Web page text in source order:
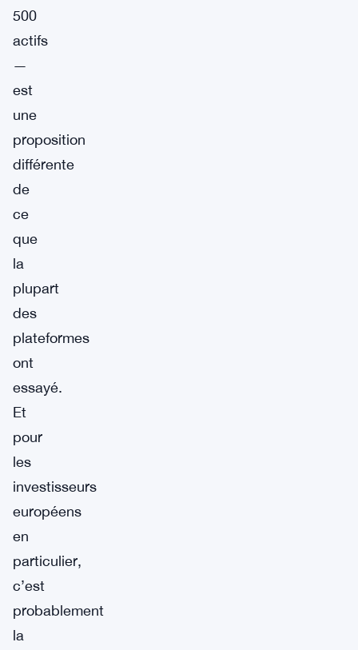
500
actifs
—
est
une
proposition
différente
de
ce
que
la
plupart
des
plateformes
ont
essayé.
Et
pour
les
investisseurs
européens
en
particulier,
c’est
probablement
la